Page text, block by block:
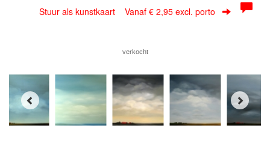
Stuur als kunstkaart Vanaf € 2,95 excl. porto
verkocht